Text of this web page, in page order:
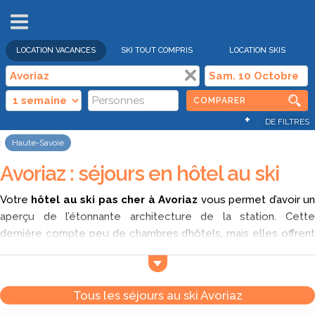
LOCATION VACANCES SKI TOUT COMPRIS LOCATION SKIS
COMPARER
+ DE FILTRES
Haute-Savoie
Avoriaz : séjours en hôtel au ski
Votre hôtel au ski pas cher à Avoriaz vous permet d’avoir un
aperçu de l’étonnante architecture de la station. Cette
dernière compte peu de chambres d’hôtels, mais elles offrent
Oubliez le ménage, la cuisine, le rangement : à l’hôtel, place
aux services de chambre qui faciliteront votre séjour au ski et
vous permettront de pleinement vous ressourcer ou de
Tous les séjours au ski Avoriaz